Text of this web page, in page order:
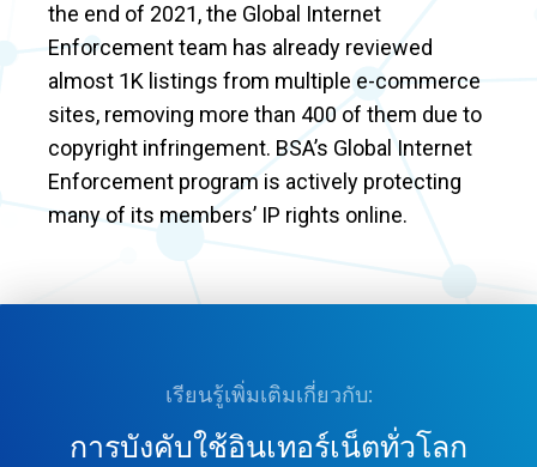
the end of 2021, the Global Internet
Enforcement team has already reviewed
almost 1K listings from multiple e-commerce
sites, removing more than 400 of them due to
copyright infringement. BSA’s Global Internet
Enforcement program is actively protecting
many of its members’ IP rights online.
เรียนรู้เพิ่มเติมเกี่ยวกับ:
การบังคับใช้อินเทอร์เน็ตทั่วโลก